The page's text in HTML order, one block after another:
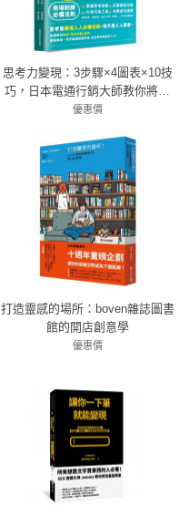
思考力變現：3步驟×4圖表×10技
巧，日本電通行銷大師教你將想
法轉為戰鬥力，行銷管理、創業
優惠價
打造靈感的場所：boven雜誌圖書
館的開店創意學
優惠價